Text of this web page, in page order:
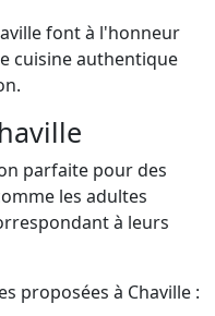
font à l'honneur
cuisine authentique
parfaite pour des
les adultes
à leurs
proposées à Chaville :